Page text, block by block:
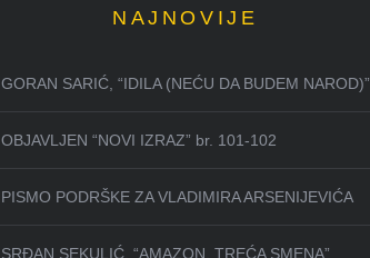
NAJNOVIJE
GORAN SARIĆ, “IDILA (NEĆU DA BUDEM NAROD)”
OBJAVLJEN “NOVI IZRAZ” br. 101-102
PISMO PODRŠKE ZA VLADIMIRA ARSENIJEVIĆA
SRĐAN SEKULIĆ, “AMAZON, TREĆA SMENA”